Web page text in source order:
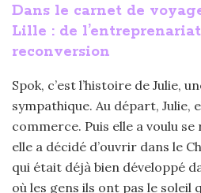
Dans le carnet de
Lille : de
reconversion
Spok, c’est l’histoire de Julie,
sympathique. Au départ, Julie,
commerce. Puis elle a voulu
elle a décidé d’ouvrir dans le
qui était déjà bien développé
où les gens ils ont pas le